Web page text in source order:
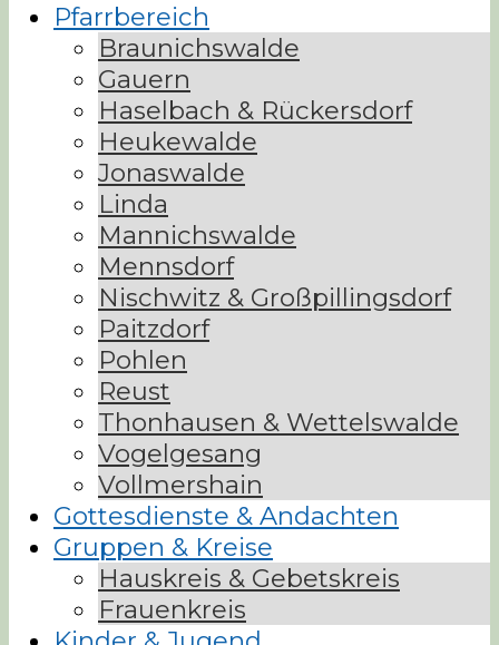
Pfarrbereich
Braunichswalde
Gauern
Haselbach & Rückersdorf
Heukewalde
Jonaswalde
Linda
Mannichswalde
Mennsdorf
Nischwitz & Großpillingsdorf
Paitzdorf
Pohlen
Reust
Thonhausen & Wettelswalde
Vogelgesang
Vollmershain
Gottesdienste & Andachten
Gruppen & Kreise
Hauskreis & Gebetskreis
Frauenkreis